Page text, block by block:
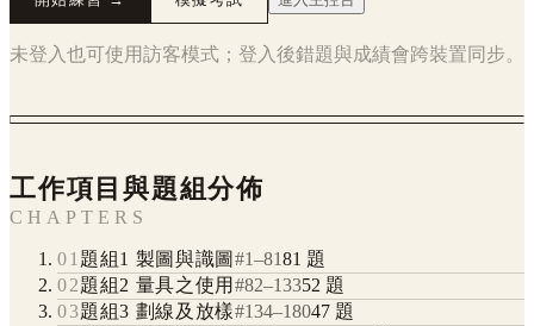
未登入也可使用訪客模式；登入後錯題與成績會跨裝置同步。
工作項目與題組分佈
CHAPTERS
01 題組1 製圖與識圖 #1–8181 題
02題組2 量具之使用 #82–13352 題
03題組3 劃線及放樣#134–18047題